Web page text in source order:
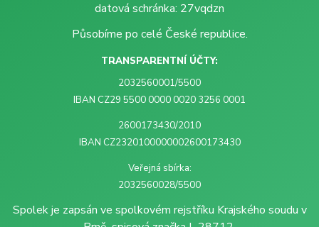
datová schránka: 27vqdzn
Působíme po celé České republice.
TRANSPARENTNÍ ÚČTY:
2032560001/5500
IBAN CZ29 5500 0000 0020 3256 0001
2600173430/2010
IBAN CZ2320100000002600173430
Veřejná sbírka:
2032560028/5500
Spolek je zapsán ve spolkovém rejstříku Krajského soudu v